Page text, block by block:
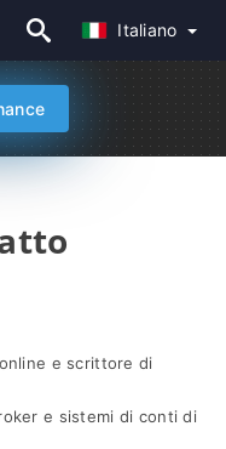
Italiano
e scrittore di
e sistemi di conti di